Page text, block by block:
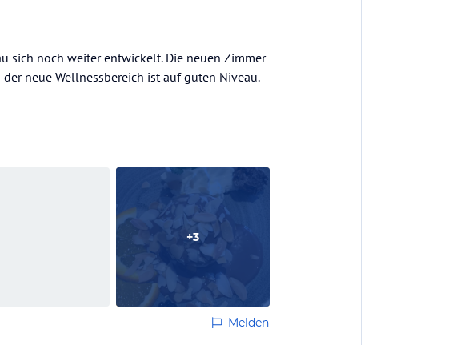
sich noch weiter entwickelt. Die neuen Zimmer
neue Wellnessbereich ist auf guten Niveau.
+3
Melden